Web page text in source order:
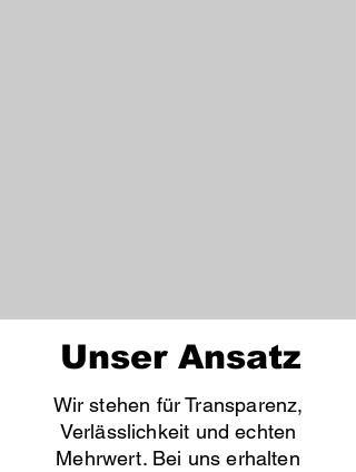
Unser Ansatz
Wir stehen für Transparenz,
Verlässlichkeit und echten
Mehrwert. Bei uns erhalten